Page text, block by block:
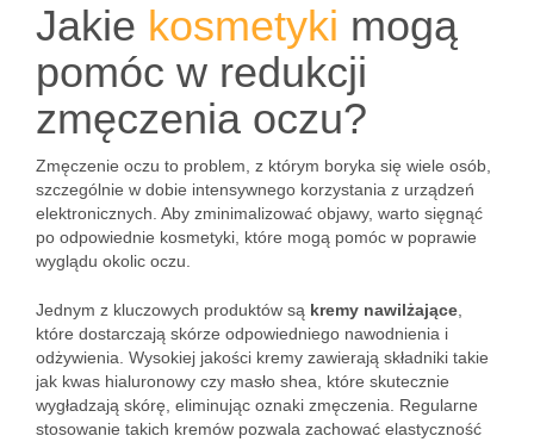
Jakie kosmetyki mogą
pomóc w redukcji
zmęczenia oczu?
Zmęczenie oczu to problem, z którym boryka się wiele osób,
szczególnie w dobie intensywnego korzystania z urządzeń
elektronicznych. Aby zminimalizować objawy, warto sięgnąć
po odpowiednie kosmetyki, które mogą pomóc w poprawie
wyglądu okolic oczu.
Jednym z kluczowych produktów są kremy nawilżające
które dostarczają skórze odpowiedniego nawodnienia i
odżywienia. Wysokiej jakości kremy zawierają składniki takie
jak kwas hialuronowy czy masło shea, które skutecznie
wygładzają skórę, eliminując oznaki zmęczenia. Regularne
stosowanie takich kremów pozwala zachować elastyczność